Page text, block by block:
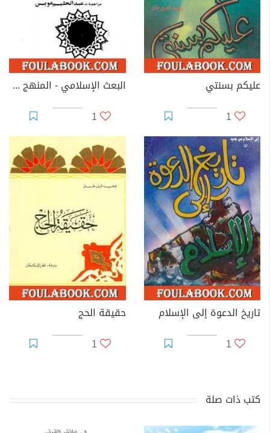
عليكم بسنتي
1
البعث الإسلامي - المنهج والشروط
1
تاريخ الدعوة إلى الإسلام
1
حقيقة الحج
1
كتب ذات صلة